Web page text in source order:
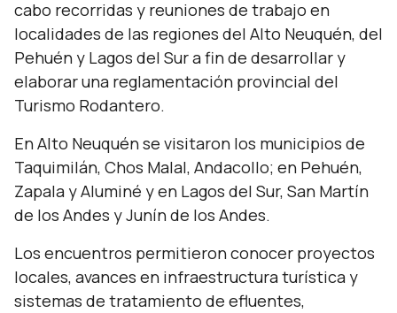
cabo recorridas y reuniones de trabajo en
localidades de las regiones del Alto Neuquén, del
Pehuén y Lagos del Sur a fin de desarrollar y
elaborar una reglamentación provincial del
Turismo Rodantero.
En Alto Neuquén se visitaron los municipios de
Taquimilán, Chos Malal, Andacollo; en Pehuén,
Zapala y Aluminé y en Lagos del Sur, San Martín
de los Andes y Junín de los Andes.
Los encuentros permitieron conocer proyectos
locales, avances en infraestructura turística y
sistemas de tratamiento de efluentes,